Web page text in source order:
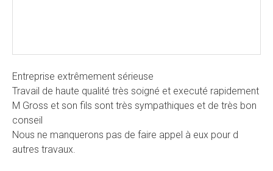
Entreprise extrêmement sérieuse
Travail de haute qualité très soigné et executé rapidement
M Gross et son fils sont très sympathiques et de très bon
conseil
Nous ne manquerons pas de faire appel à eux pour d
autres travaux.